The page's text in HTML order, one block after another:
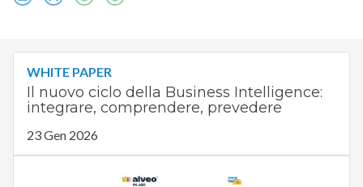
WHITE PAPER
Il nuovo ciclo della Business Intelligence:
integrare, comprendere, prevedere
23 Gen 2026